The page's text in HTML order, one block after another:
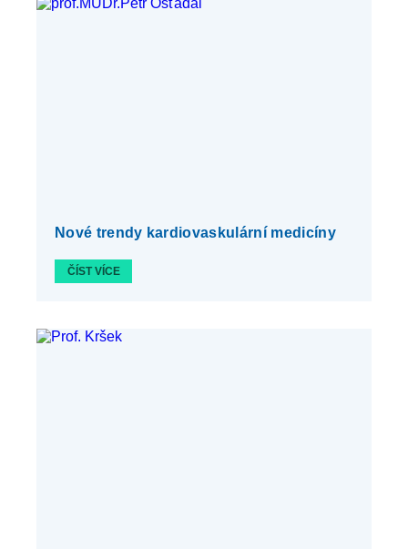
Nové trendy kardiovaskulární medicíny
ČÍST VÍCE